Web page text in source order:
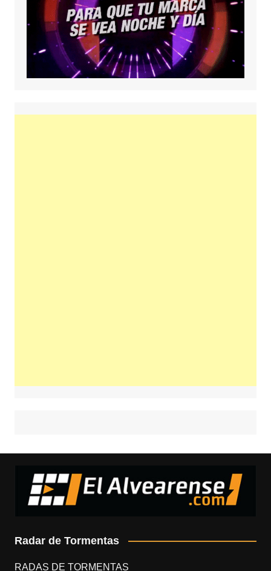
Radar de Tormentas
RADAS DE TORMENTAS